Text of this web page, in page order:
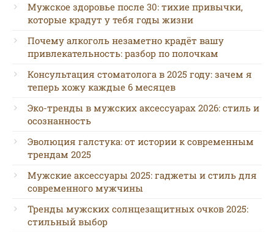
Мужское здоровье после 30: тихие привычки,
которые крадут у тебя годы жизни
Почему алкоголь незаметно крадёт вашу
привлекательность: разбор по полочкам
Консультация стоматолога в 2025 году: зачем я
теперь хожу каждые 6 месяцев
Эко-тренды в мужских аксессуарах 2026: стиль и
осознанность
Эволюция галстука: от истории к современным
трендам 2025
Мужские аксессуары 2025: гаджеты и стиль для
современного мужчины
Тренды мужских солнцезащитных очков 2025:
стильный выбор